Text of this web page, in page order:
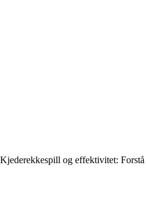
Kjederekkespill og effektivitet: